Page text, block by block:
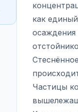
как
осаждения
Частицы